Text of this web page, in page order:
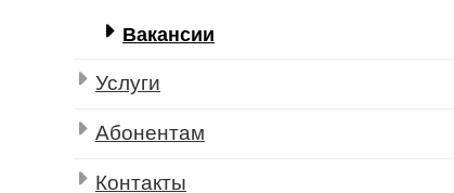
Вакансии
Услуги
Абонентам
Контакты